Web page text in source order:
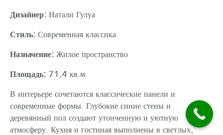
Дизайнер: Натали Гулуа
Стиль: Современная классика
Назначение: Жилое пространство
Площадь: 71,4 кв.м.
В интерьере сочетаются классические панели и
современные формы. Глубокие синие стены и
деревянный пол создают утонченную и уютную
атмосферу. Кухня и гостиная выполнены в светлых,